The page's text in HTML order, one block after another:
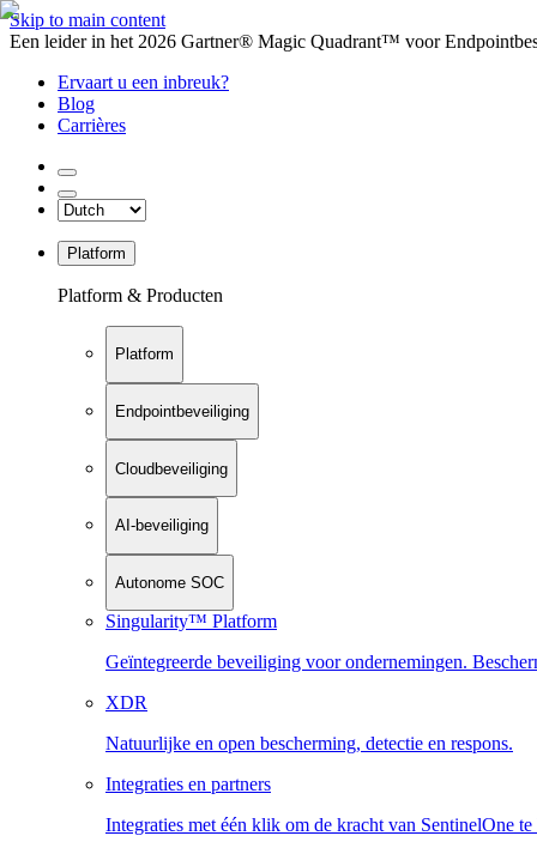
Skip to main content
Een leider in het 2026 Gartner® Magic Quadrant™ voor
Ervaart u een inbreuk?
Blog
Carrières
Platform
Platform & Producten
Platform
Endpointbeveiliging
Cloudbeveiliging
AI-beveiliging
Autonome SOC
Singularity™ Platform
Geïntegreerde beveiliging voor ondernemingen.
XDR
Natuurlijke en open bescherming, detectie en respons.
Integraties en partners
Integraties met één klik om de kracht van SentinelOne te